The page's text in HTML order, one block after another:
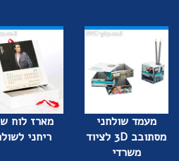
מעמד שולחני
מסתובב 3D לציוד
משרדי
מארז לוח
ריחני